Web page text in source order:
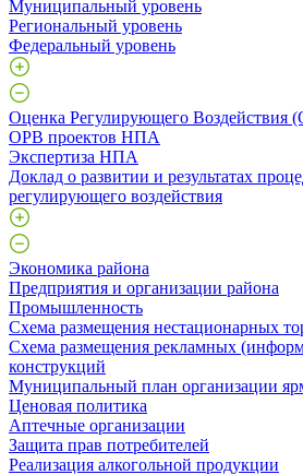
Муниципальный уровень
Региональный уровень
Федеральный уровень
Оценка Регулирующего Воздействия
ОРВ проектов НПА
Экспертиза НПА
Доклад о развитии и результатах
регулирующего воздействия
Экономика района
Предприятия и организации района
Промышленность
Схема размещения нестационарных
Схема размещения рекламных
конструкций
Муниципальный план организации
Ценовая политика
Аптечные организации
Защита прав потребителей
Реализация алкогольной продукции